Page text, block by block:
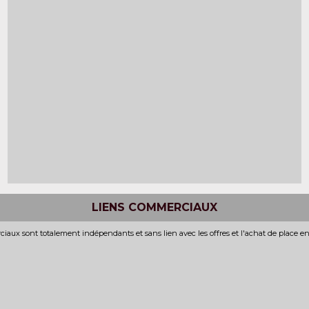
LIENS COMMERCIAUX
sont totalement indépendants et sans lien avec les offres et l'achat de place